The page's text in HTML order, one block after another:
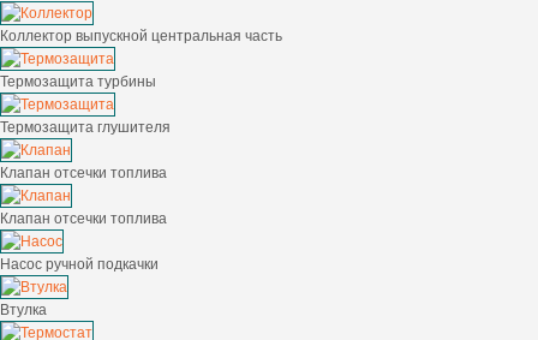
Коллектор выпускной центральная часть
Термозащита турбины
Термозащита глушителя
Клапан отсечки топлива
Клапан отсечки топлива
Насос ручной подкачки
Втулка